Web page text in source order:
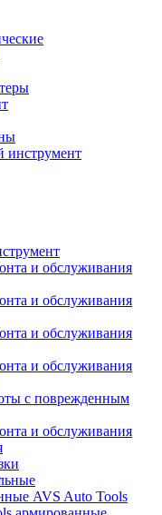
инструмент
и обслуживания
и обслуживания
и обслуживания
и обслуживания
с поврежденным
и обслуживания
AVS Auto Tools